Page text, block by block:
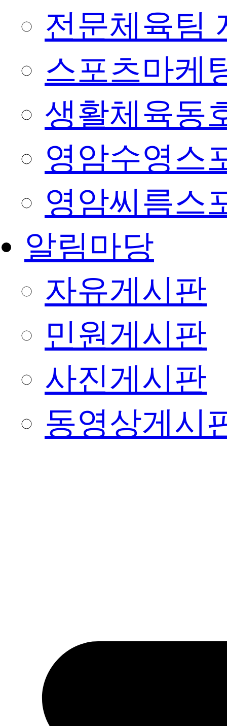
전문체육팀
스포츠마케
생활체육동
영암수영스
영암씨름스
알림마당
자유게시판
민원게시판
사진게시판
동영상게시